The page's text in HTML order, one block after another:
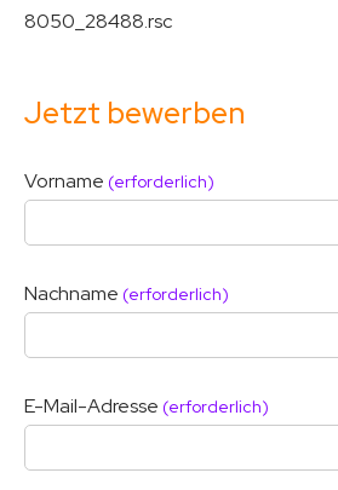
8050_28488.rsc
Jetzt bewerben
Vorname (erforderlich)
Nachname (erforderlich)
E-Mail-Adresse (erforderlich)